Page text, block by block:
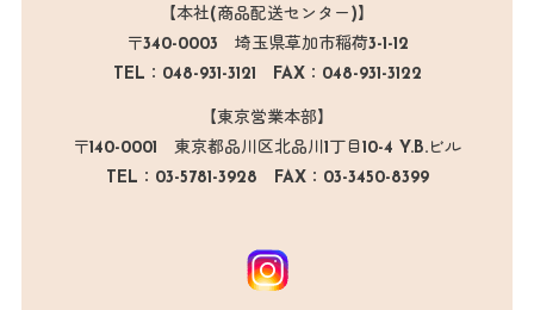
【本社(商品配送センター)】
〒340-0003 埼玉県草加市稲荷3-1-12
TEL：048-931-3121 FAX：048-931-3122
【東京営業本部】
〒140-0001 東京都品川区北品川1丁目10-4 Y.B.ビル
TEL：03-5781-3928 FAX：03-3450-8399